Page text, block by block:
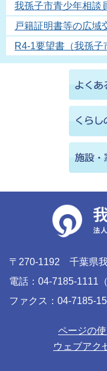
我孫子市青少年相談
戸籍証明書等の広域
R4-1要望書（我孫子
〒270-1192 千葉県
電話：04-7185-1111（
ファクス：04-7185-
ページの
ウェブアク